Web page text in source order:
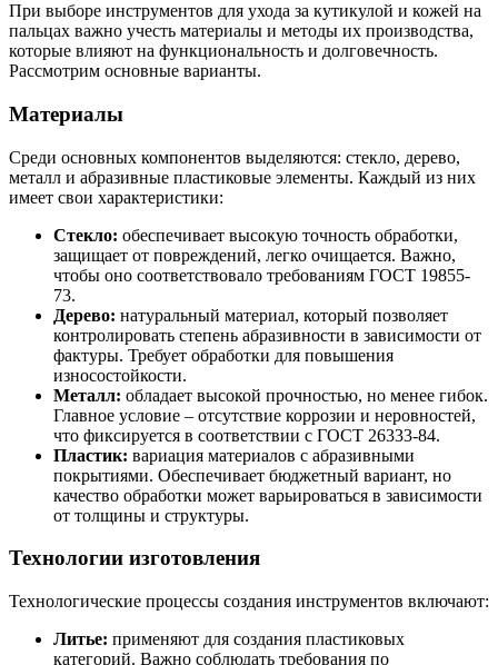
При выборе инструментов для ухода за кутикулой и кожей на
пальцах важно учесть материалы и методы их производства,
которые влияют на функциональность и долговечность.
Рассмотрим основные варианты.
Материалы
Среди основных компонентов выделяются: стекло, дерево,
металл и абразивные пластиковые элементы. Каждый из них
имеет свои характеристики:
Стекло: обеспечивает высокую точность обработки,
защищает от повреждений, легко очищается. Важно,
чтобы оно соответствовало требованиям ГОСТ 19855-
73.
Дерево: натуральный материал, который позволяет
контролировать степень абразивности в зависимости от
фактуры. Требует обработки для повышения
износостойкости.
Металл: обладает высокой прочностью, но менее гибок.
Главное условие – отсутствие коррозии и неровностей,
что фиксируется в соответствии с ГОСТ 26333-84.
Пластик: вариация материалов с абразивными
покрытиями. Обеспечивает бюджетный вариант, но
качество обработки может варьироваться в зависимости
от толщины и структуры.
Технологии изготовления
Технологические процессы создания инструментов включают:
Литье: применяют для создания пластиковых
категорий. Важно соблюдать требования по